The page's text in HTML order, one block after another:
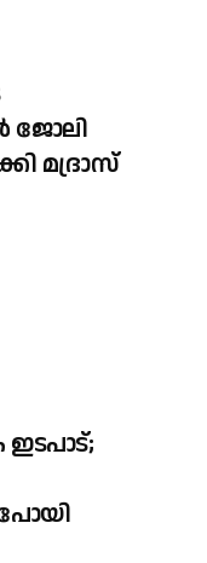
ജോലി
മദ്രാസ്